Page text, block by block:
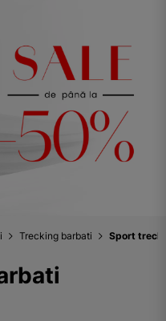
Trecking barbati Sport